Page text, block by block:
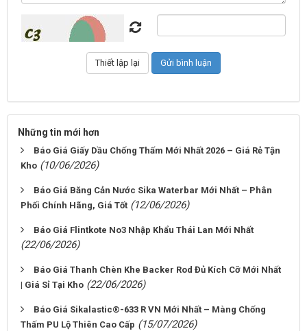
Những tin mới hơn
Báo Giá Giấy Dầu Chống Thấm Mới Nhất 2026 – Giá Rẻ Tận
Kho (10/06/2026)
Báo Giá Băng Cản Nước Sika Waterbar Mới Nhất – Phân
Phối Chính Hãng, Giá Tốt (12/06/2026)
Báo Giá Flintkote No3 Nhập Khẩu Thái Lan Mới Nhất
(22/06/2026)
Báo Giá Thanh Chèn Khe Backer Rod Đủ Kích Cỡ Mới Nhất
| Giá Sỉ Tại Kho (22/06/2026)
Báo Giá Sikalastic®-633 R VN Mới Nhất – Màng Chống
Thấm PU Lộ Thiên Cao Cấp (15/07/2026)